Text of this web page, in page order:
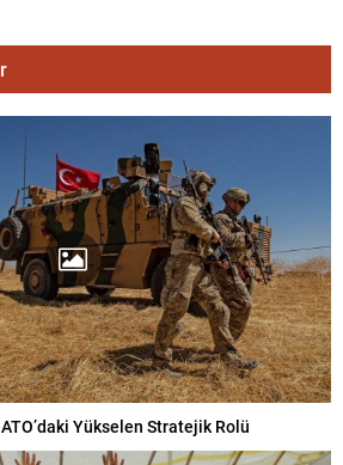
Yükselen Stratejik Rolü